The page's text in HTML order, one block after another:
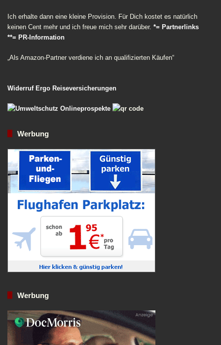
Ich erhalte dann eine kleine Provision. Für Dich kostet es natürlich
keinen Cent mehr und ich freue mich sehr darüber. *= Partnerlinks
**= PR-Information
„Als Amazon-Partner verdiene ich an qualifizierten Käufen“
Widerruf Ergo Reiseversicherungen
Werbung
Werbung